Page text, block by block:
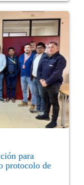
para
protocolo de